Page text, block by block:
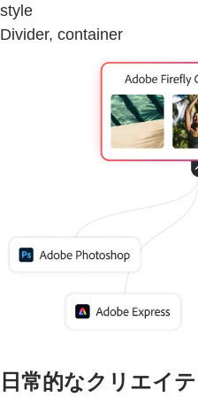
style
Divider, container
日常的なクリエイ